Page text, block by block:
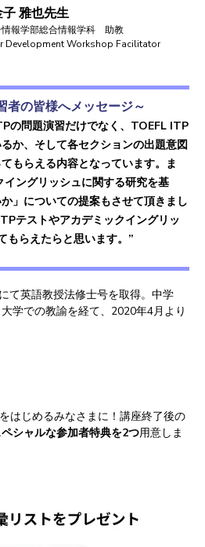
子 雅也先生
報学部総合情報学科 助教
Development Workshop Facilitator
者の皆様へメッセージ～
の問題演習だけでなく、TOEFL ITP
か、そして各セクションの出題意図
もらえる内容となっています。ま
ングリッシュに関する研究を基
」についての提案もさせて頂きまし
テストやアカデミックイングリッ
もらえたらと思います。”
て英語教授法修士号を取得。中学
学での教諭を経て、2020年4月より
はじめるみなさまに！講座終了後の
シャルな参加者特典を2つ用意しま